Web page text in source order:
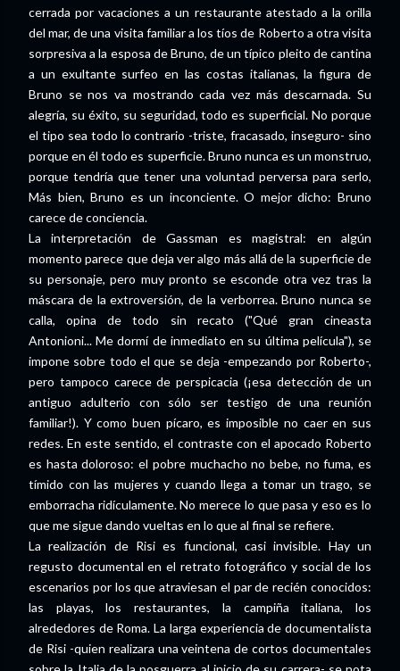
cerrada por vacaciones a un restaurante atestado a la orilla
del mar, de una visita familiar a los tíos de Roberto a otra visita
sorpresiva a la esposa de Bruno, de un típico pleito de cantina
a un exultante surfeo en las costas italianas, la figura de
Bruno se nos va mostrando cada vez más descarnada. Su
alegría, su éxito, su seguridad, todo es superficial. No porque
el tipo sea todo lo contrario -triste, fracasado, inseguro- sino
porque en él todo es superficie. Bruno nunca es un monstruo,
porque tendría que tener una voluntad perversa para serlo,
Más bien, Bruno es un inconciente. O mejor dicho: Bruno
carece de conciencia.
La interpretación de Gassman es magistral: en algún
momento parece que deja ver algo más allá de la superficie de
su personaje, pero muy pronto se esconde otra vez tras la
máscara de la extroversión, de la verborrea. Bruno nunca se
calla, opina de todo sin recato ("Qué gran cineasta
Antonioni... Me dormí de inmediato en su última película"), se
impone sobre todo el que se deja -empezando por Roberto-,
pero tampoco carece de perspicacia (¡esa detección de un
antiguo adulterio con sólo ser testigo de una reunión
familiar!). Y como buen pícaro, es imposible no caer en sus
redes. En este sentido, el contraste con el apocado Roberto
es hasta doloroso: el pobre muchacho no bebe, no fuma, es
tímido con las mujeres y cuando llega a tomar un trago, se
emborracha ridículamente. No merece lo que pasa y eso es lo
que me sigue dando vueltas en lo que al final se refiere.
La realización de Risi es funcional, casi invisible. Hay un
regusto documental en el retrato fotográfico y social de los
escenarios por los que atraviesan el par de recién conocidos:
las playas, los restaurantes, la campiña italiana, los
alrededores de Roma. La larga experiencia de documentalista
de Risi -quien realizara una veintena de cortos documentales